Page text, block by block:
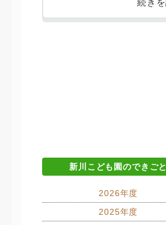
新川こども園のできごと
2026年度
2025年度